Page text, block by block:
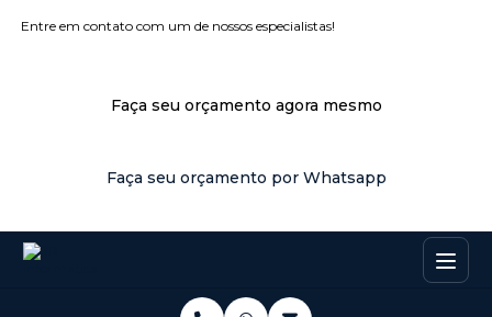
Entre em contato com um de nossos especialistas!
Faça seu orçamento agora mesmo
Faça seu orçamento por Whatsapp